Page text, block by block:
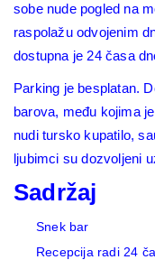
sobe nude pogled na
raspolažu odvojenim
dostupna je 24 časa
Parking je besplatan.
barova, među kojima
nudi tursko kupatilo,
ljubimci su dozvoljeni
Sadržaj
Snek bar
Recepcija radi 24